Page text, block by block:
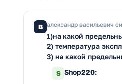
В александр васильевич
1)на какой
2) температура
3) на какой
S Shop220: